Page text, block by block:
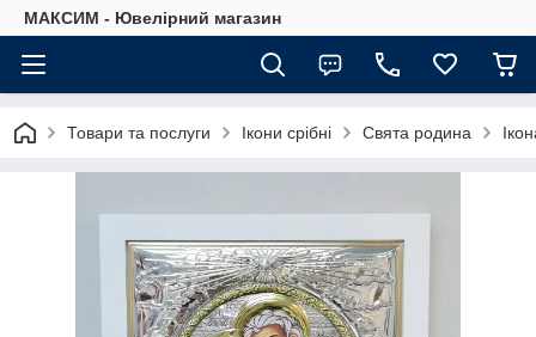
МАКСИМ - Ювелірний магазин
Товари та послуги Ікони срібні Свята родина